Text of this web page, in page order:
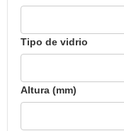
Tipo de vidrio
Altura (mm)